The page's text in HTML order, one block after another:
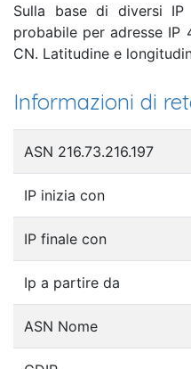
Sulla base di diversi IP
probabile per adresse IP
CN. Latitudine e
Informazioni di
ASN 216.73.216.197
IP inizia con
IP finale con
Ip a partire da
ASN Nome